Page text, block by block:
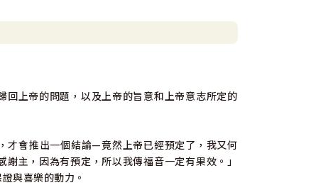
上帝的問題，以及上帝的旨意和上帝意志所定的
才會推出一個結論—竟然上帝已經預定了，我又何
主，因為有預定，所以我傳福音一定有果效。」
與喜樂的動力。